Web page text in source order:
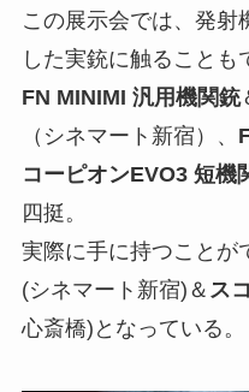
この展示会では、発射
した実銃に触ることも
FN MINIMI 汎用機関銃
（シネマート新宿）、
コーピオンEVO3 短機
四挺。
実際に手に持つことが
(シネマート新宿)＆ ス
心斎橋)となっている。